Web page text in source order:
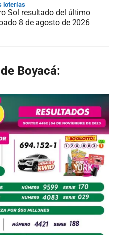
loterías
Sol resultado del último
8 de agosto de 2026
Boyacá: